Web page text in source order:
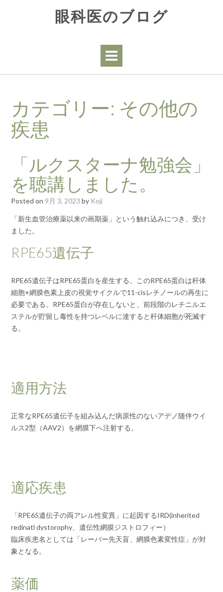
眼科医のブログ
カテゴリー: その他の
疾患
「ルクスターナ勉強会」
を聴講しました。
Posted on 9月 3, 2023 by Koji
「新生血管治療薬以来の画期薬」という触れ込みにつき、受け
ました。
RPE65遺伝子
RPE65遺伝子はRPE65蛋白を産生する。このRPE65蛋白は杆体
細胞+網膜色素上皮の視覚サイクルで11-cisレチノールの再生に
必要である。RPE65蛋白が存在しないと、前段階のレチニルエ
ステルが貯留し毒性を持つレベルに達すると杆体細胞が死滅す
る。
適用方法
正常なRPE65遺伝子を組み込んだ病原性のないアデノ随伴ウイ
ルス2型（AAV2）を網膜下へ注射する。
適応疾患
「RPE65遺伝子の両アレル性変異」に起因するIRD(inherited
redinatl dystorophy、遺伝性網膜ジストロフィー）
臨床疾患名としては「レーバー先天盲、網膜色素変性症」が対
象となる。
薬価